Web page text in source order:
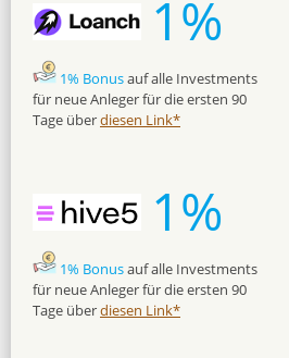
1%
1% Bonusauf alle Investments
für neue Anleger für die ersten 90
Tage überdiesen Link*
1%
1% Bonusauf alle Investments
für neue Anleger für die ersten 90
Tage überdiesen Link*